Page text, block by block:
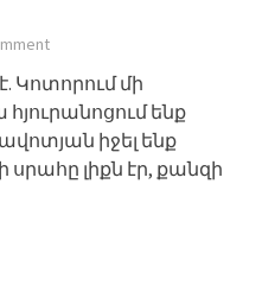
Կոտորում մի
ենք
իջել ենք
լիքն էր, քանզի